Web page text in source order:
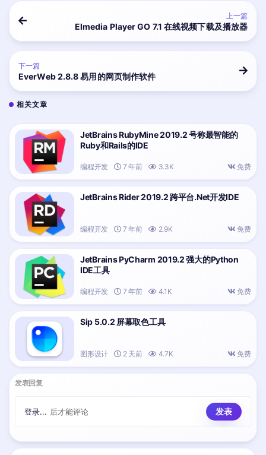
上一篇
Elmedia Player GO 7.1 在线视频下载及播放器
下一篇
EverWeb 2.8.8 易用的网页制作软件
相关文章
JetBrains RubyMine 2019.2 号称最智能的
Ruby和Rails的IDE
编程开发 7 年前 3.3K 免费
JetBrains Rider 2019.2 跨平台.Net开发IDE
编程开发 7 年前 2.9K 免费
JetBrains PyCharm 2019.2 强大的Python
IDE工具
编程开发 7 年前 4.1K 免费
Sip 5.0.2 屏幕取色工具
图形设计 2 天前 4.7K 免费
发表回复
登录... 后才能评论